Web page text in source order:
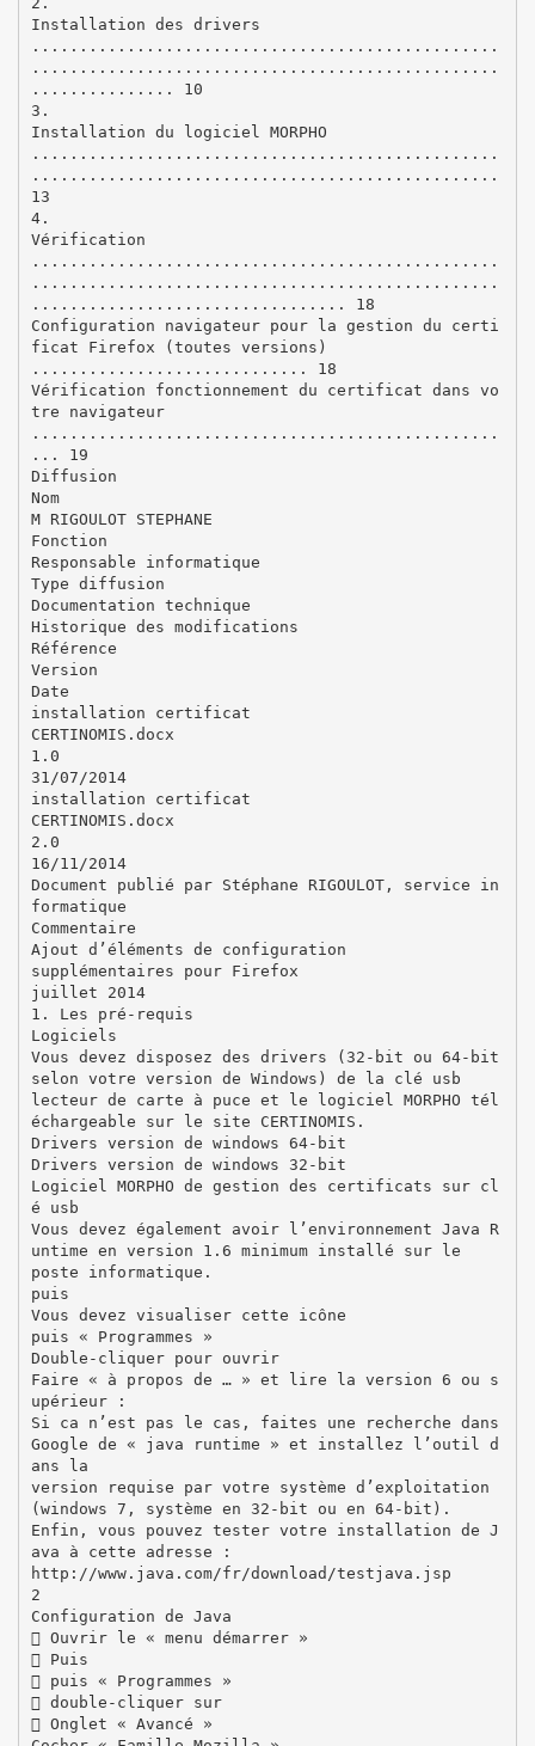
Installation des drivers
.................................................
.................................................
............... 10
3.
Installation du logiciel MORPHO
.................................................
.................................................
13
4.
Vérification
.................................................
.................................................
................................. 18
Configuration navigateur pour la gestion du certi
ficat Firefox (toutes versions)
............................. 18
Vérification fonctionnement du certificat dans vo
tre navigateur
.................................................
... 19
Diffusion
Nom
M RIGOULOT STEPHANE
Fonction
Responsable informatique
Type diffusion
Documentation technique
Historique des modifications
Référence
Version
Date
installation certificat
CERTINOMIS.docx
1.0
31/07/2014
installation certificat
CERTINOMIS.docx
2.0
16/11/2014
Document publié par Stéphane RIGOULOT, service in
formatique
Commentaire
Ajout d’éléments de configuration
supplémentaires pour Firefox
juillet 2014
1. Les pré-requis
Logiciels
Vous devez disposez des drivers (32-bit ou 64-bit
selon votre version de Windows) de la clé usb
lecteur de carte à puce et le logiciel MORPHO tél
échargeable sur le site CERTINOMIS.
Drivers version de windows 64-bit
Drivers version de windows 32-bit
Logiciel MORPHO de gestion des certificats sur cl
é usb
Vous devez également avoir l’environnement Java R
untime en version 1.6 minimum installé sur le
poste informatique.
puis
Vous devez visualiser cette icône
puis « Programmes »
Double-cliquer pour ouvrir
Faire « à propos de … » et lire la version 6 ou s
upérieur :
Si ca n’est pas le cas, faites une recherche dans
Google de « java runtime » et installez l’outil d
ans la
version requise par votre système d’exploitation
(windows 7, système en 32-bit ou en 64-bit).
Enfin, vous pouvez tester votre installation de J
ava à cette adresse :
http://www.java.com/fr/download/testjava.jsp
2
Configuration de Java
 Ouvrir le « menu démarrer »
 Puis
 puis « Programmes »
 double-cliquer sur
 Onglet « Avancé »